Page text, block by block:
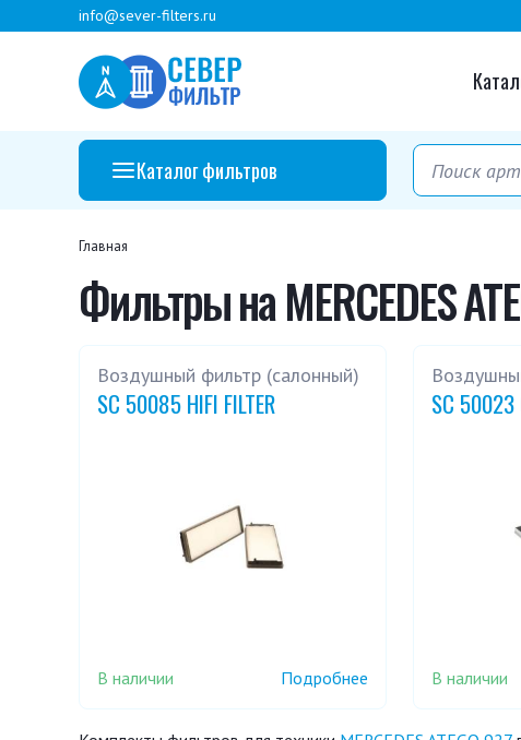
info@sever-filters.ru
Каталог фильтров
Главная
Фильтры на MERCEDES
Воздушный фильтр (салонный)
SC 50085 HIFI FILTER
В наличии Подробнее
SC 50023
В наличии